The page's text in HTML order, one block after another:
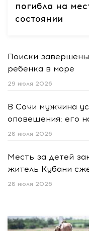
погибла на
состоянии
Поиски
ребенка в море
29 июля 2026
В Сочи мужчина
оповещения: его
28 июля 2026
Месть за детей
житель Кубани
28 июля 2026